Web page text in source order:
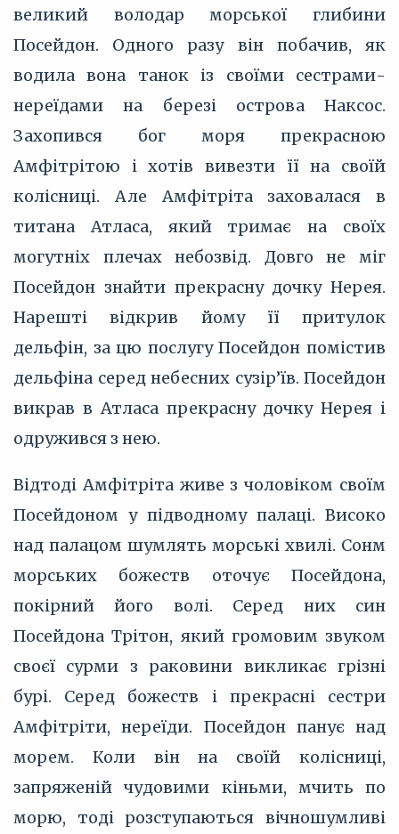
великий володар морської глибини
Посейдон. Одного разу він побачив, як
водила вона танок із своїми сестрами-
нереїдами на березі острова Наксос.
Захопився бог моря прекрасною
Амфітрітою і хотів вивезти її на своїй
колісниці. Але Амфітріта заховалася в
титана Атласа, який тримає на своїх
могутніх плечах небозвід. Довго не міг
Посейдон знайти прекрасну дочку Нерея.
Нарешті відкрив йому її притулок
дельфін, за цю послугу Посейдон помістив
дельфіна серед небесних сузір’їв. Посейдон
викрав в Атласа прекрасну дочку Нерея і
одружився з нею.
Відтоді Амфітріта живе з чоловіком своїм
Посейдоном у підводному палаці. Високо
над палацом шумлять морські хвилі. Сонм
морських божеств оточує Посейдона,
покірний його волі. Серед них син
Посейдона Трітон, який громовим звуком
своєї сурми з раковини викликає грізні
бурі. Серед божеств і прекрасні сестри
Амфітріти, нереїди. Посейдон панує над
морем. Коли він на своїй колісниці,
запряженій чудовими кіньми, мчить по
морю, тоді розступаються вічношумливі